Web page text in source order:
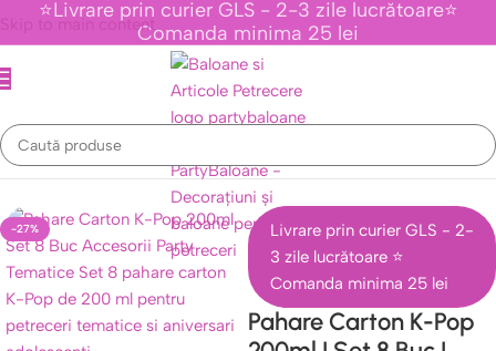
Skip to main content
⭐Livrare prin curier GLS - 2-3 zile lucrătoare⭐
Comanda minima 25 lei
Personaje Din Desene Animate/Colectia K-Pop Demon Hunter
-27%
Livrare prin curier GLS - 2-
3 zile lucrătoare ⭐
Comanda minima 25 lei
Pahare Carton K-Pop